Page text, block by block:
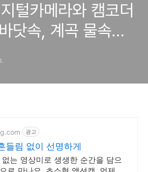
털카메라와 캠코더
닷속, 계곡 물속을
광고
들림 없이 선명하게
는 영상미로 생생한 순간을 담으